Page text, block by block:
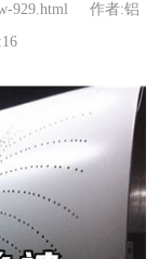
929.html
作者:铝